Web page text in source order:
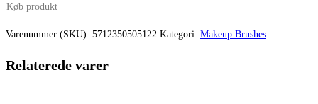
var:
er:
Køb produkt
Varenummer (SKU): 5712350505122 Kategori: Makeup Brushes
Relaterede varer